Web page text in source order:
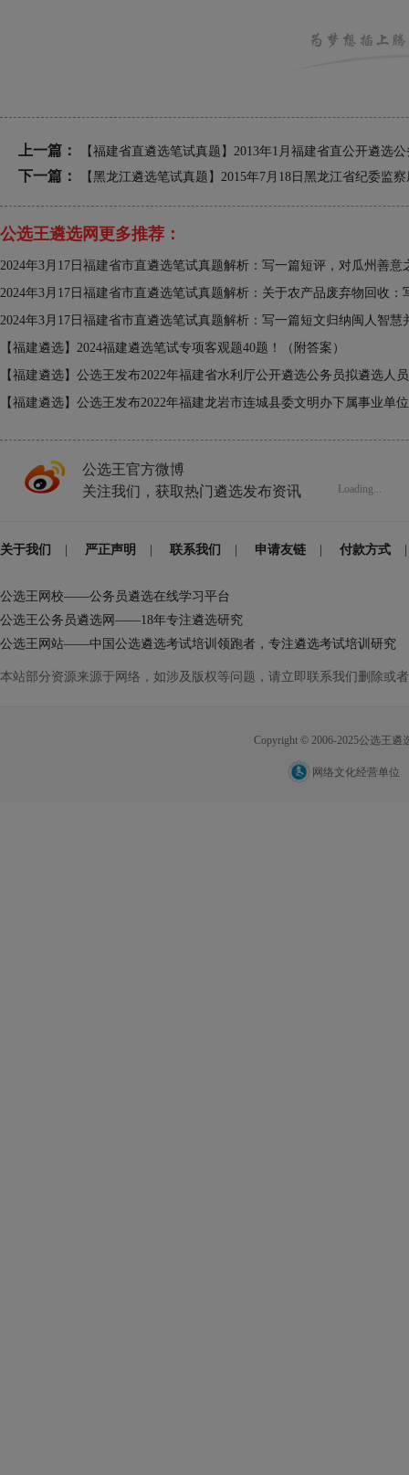
上一篇： 【福建省直遴选笔试真题】2013年1月福建省直公开遴选
下一篇： 【黑龙江遴选笔试真题】2015年7月18日黑龙江省纪委监
公选王遴选网更多推荐：
2024年3月17日福建省市直遴选笔试真题解析：写一篇短评，对瓜州善
2024年3月17日福建省市直遴选笔试真题解析：关于农产品废弃物回收
2024年3月17日福建省市直遴选笔试真题解析：写一篇短文归纳闽人智
【福建遴选】2024福建遴选笔试专项客观题40题！（附答案）
【福建遴选】公选王发布2022年福建省水利厅公开遴选公务员拟遴选人
【福建遴选】公选王发布2022年福建龙岩市连城县委文明办下属事业单
公选王官方微博
关注我们，获取热门遴选发布资讯
Loading...
关于我们 严正声明 联系我们 申请友链 付款方式
公选王网校——公务员遴选在线学习平台
公选王公务员遴选网——18年专注遴选研究
公选王网站——中国公选遴选考试培训领跑者，专注遴选考试培训研究
本站部分资源来源于网络，如涉及版权等问题，请立即联系我们删除或
Copyright © 2006-2025公选王遴
网络文化经营单位